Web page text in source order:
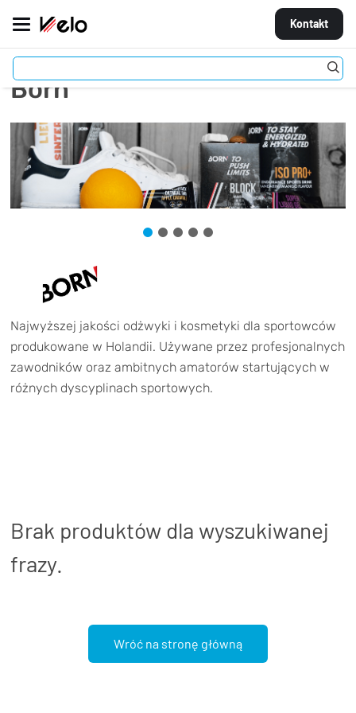
Kontakt
MARKI
ROWERY
CZĘŚCI
AKCESORIA
Kup bon podarunkowy
OGUMIENIE
Zestawy opon Vittoria teraz w
zakupy!
Sprawdź teraz >>>
KOŁA
Kup bon podarunkowy
TRENING
WYPRZEDAŻ
KONTAKT
EN
Born
Najwyższej jakości odżwyki i kosmetyki dla sportowców
produkowane w Holandii. Używane przez profesjonalnych
zawodników oraz ambitnych amatorów startujących w
różnych dyscyplinach sportowych.
Brak produktów dla wyszukiwanej
frazy.
Wróć na stronę główną